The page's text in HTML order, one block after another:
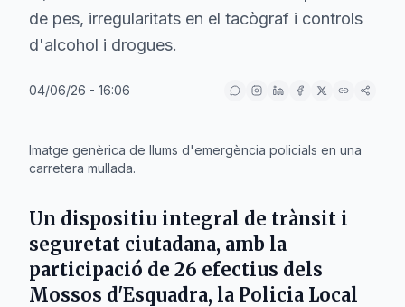
de pes, irregularitats en el tacògraf i controls
d'alcohol i drogues.
04/06/26 - 16:06
Imatge genèrica de llums d'emergència policials en una
carretera mullada.
Un dispositiu integral de trànsit i
seguretat ciutadana, amb la
participació de 26 efectius dels
Mossos d'Esquadra, la Policia Local